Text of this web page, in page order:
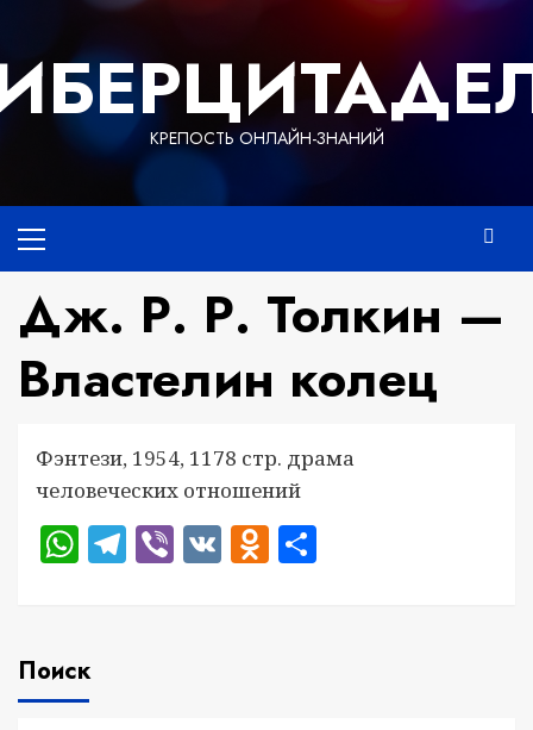
содержимому
КРЕПОСТЬ ОНЛАЙН-ЗНАНИЙ
меню
Дж. Р. Р. Толкин —
Властелин колец
Фэнтези, 1954, 1178 стр. драма
человеческих отношений
WhatsApp
Telegram
Viber
VKOdnoklassniki
Поиск